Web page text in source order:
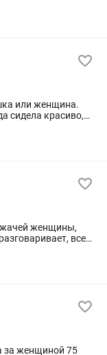
или женщина.
сидела красиво,
женщины,
все
за женщиной 75